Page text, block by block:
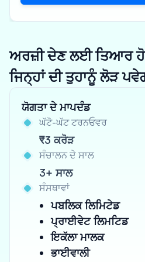
ਅਰਜ਼ੀ ਦੇਣ ਲਈ ਤਿਆਰ
ਜਿਨ੍ਹਾਂ ਦੀ ਤੁਹਾਨੂੰ ਲੋੜ
ਯੋਗਤਾ ਦੇ ਮਾਪਦੰਡ
ਘੱਟੋ-ਘੱਟ ਟਰਨਓਵਰ
₹3 ਕਰੋੜ
ਸੰਚਾਲਨ ਦੇ ਸਾਲ
3+ ਸਾਲ
ਸੰਸਥਾਵਾਂ
ਪਬਲਿਕ ਲਿਮਿਟੇਡ
ਪ੍ਰਾਈਵੇਟ ਲਿਮਟਿਡ
ਇਕੱਲਾ ਮਾਲਕ
ਭਾਈਵਾਲੀ